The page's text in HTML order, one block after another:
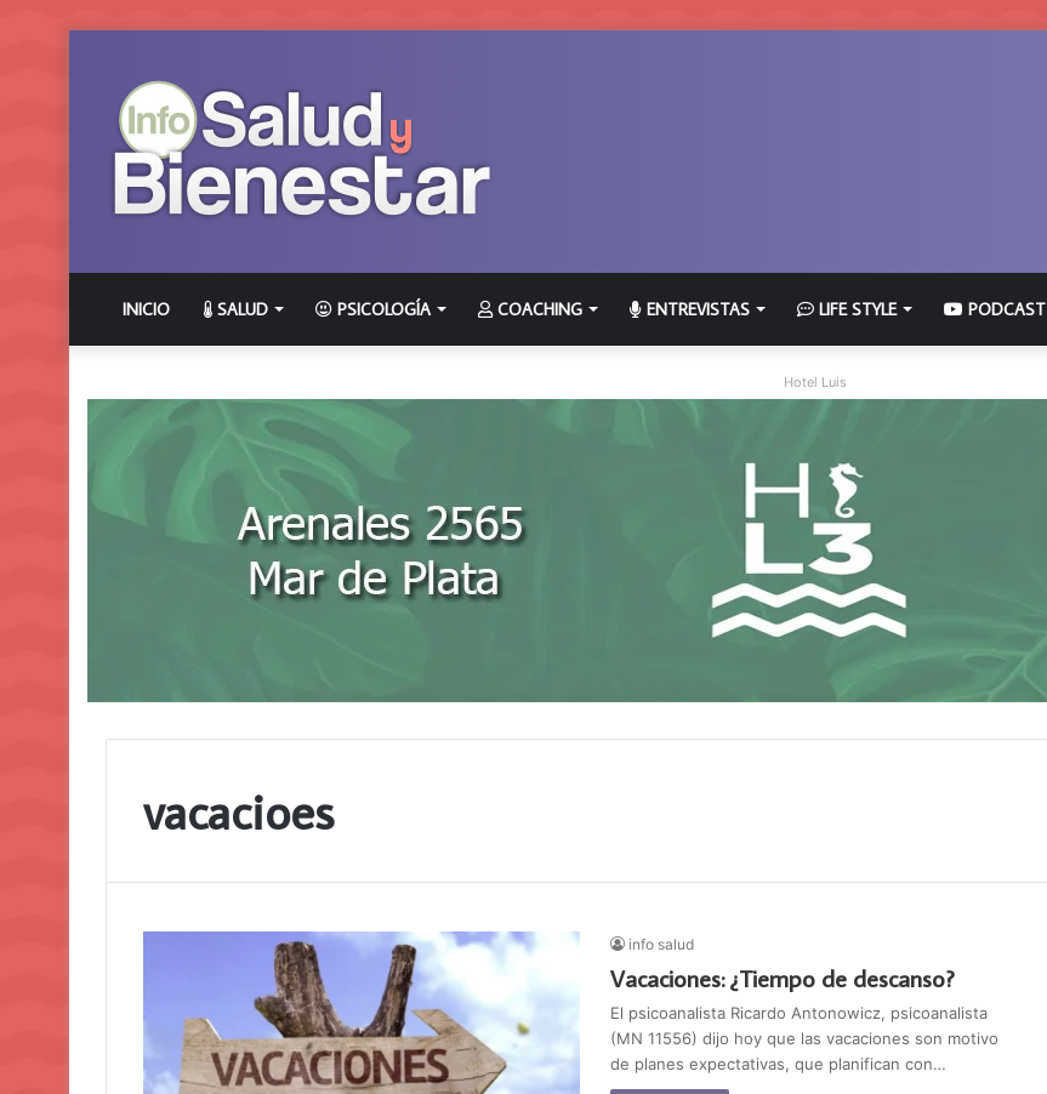
INICIO SALUD PSICOLOGÍA COACHING ENTREVISTAS LIFE STYLE PODCAST
Hotel Luis
vacacioes
info salud
Vacaciones: ¿Tiempo de descanso?
El psicoanalista Ricardo Antonowicz, psicoanalista
(MN 11556) dijo hoy que las vacaciones son motivo
de planes expectativas, que planifican con…